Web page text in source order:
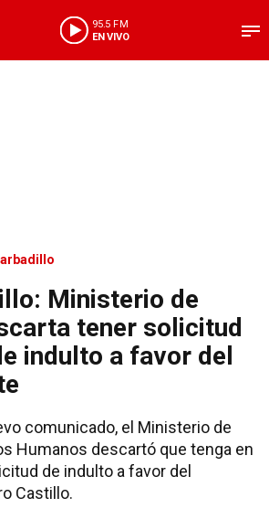
95.5 FM
EN VIVO
Ministerio de
tener solicitud
indulto a favor del
comunicado, el Ministerio de
Humanos descartó que tenga en
de indulto a favor del
Castillo.